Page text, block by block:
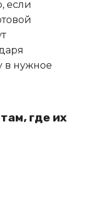
если
в нужное
где их